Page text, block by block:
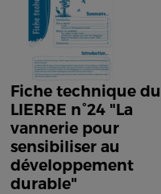
Fiche technique du
LIERRE n°24 "La
vannerie pour
sensibiliser au
développement
durable"